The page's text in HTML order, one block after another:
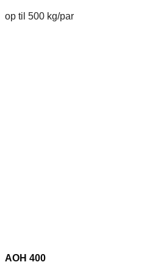
op til 500 kg/par
AOH 400